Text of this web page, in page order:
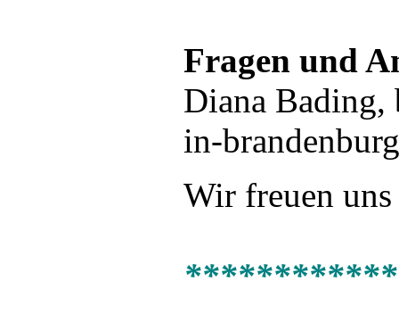
Fragen und
Diana Bading,
in-
Wir freuen